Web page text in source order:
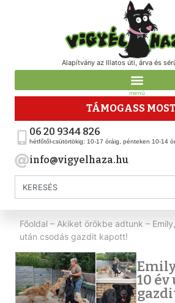
Alapítvány az Illatos úti, árva és
menü
TÁMOGASS
06 20 9344 826
hétfőtől-csütörtökig: 10-17 óráig, pénteken 10-14
info@vigyelhaza.hu
Főoldal – Akiket örökbe adtunk –
után csodás gazdit kapott!
10